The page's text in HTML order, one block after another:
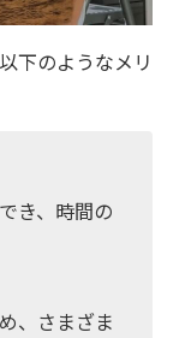
下のようなメリ
き、時間の
、さまざま